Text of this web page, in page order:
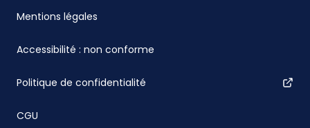
Mentions légales
Accessibilité : non conforme
Politique de confidentialité
CGU